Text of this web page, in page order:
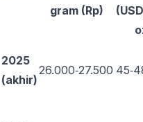
gram (Rp)
2025
(akhir)
26.000‑27.500